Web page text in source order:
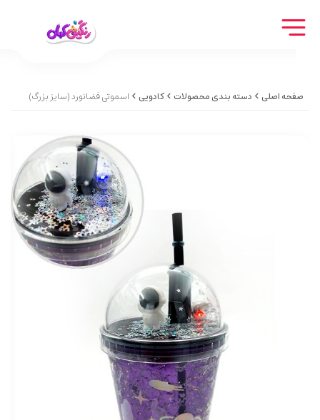
صفحه اصلی دسته بندی محصولات کادویی اسموتی فضانورد (سایز بزرگ)